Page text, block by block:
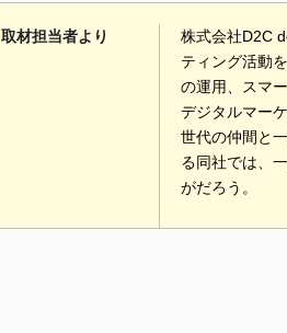
取材担当者より
株式会社D2C
ティング活動
の運用、スマ
デジタルマー
世代の仲間と
る同社では、
がだろう。